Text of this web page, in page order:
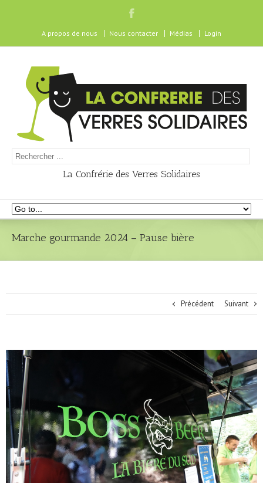
A propos de nous Nous contacter Médias Login
La Confrérie des Verres Solidaires
Marche gourmande 2024 – Pause bière
Précédent Suivant